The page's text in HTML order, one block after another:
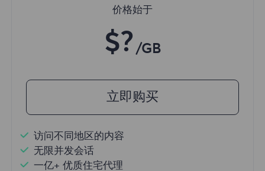
价格始于
$? /GB
立即购买
访问不同地区的内容
无限并发会话
一亿+ 优质住宅代理